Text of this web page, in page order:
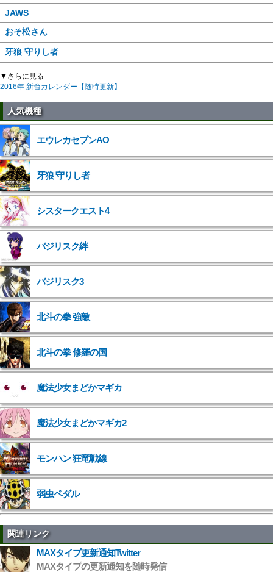
JAWS
おそ松さん
牙狼 守りし者
▼さらに見る
2016年 新台カレンダー【随時更新】
人気機種
エウレカセブンAO
牙狼 守りし者
シスタークエスト4
バジリスク絆
バジリスク3
北斗の拳 強敵
北斗の拳 修羅の国
魔法少女まどかマギカ
魔法少女まどかマギカ2
モンハン 狂竜戦線
弱虫ペダル
関連リンク
MAXタイプ更新通知Twitter
MAXタイプの更新通知を随時発信